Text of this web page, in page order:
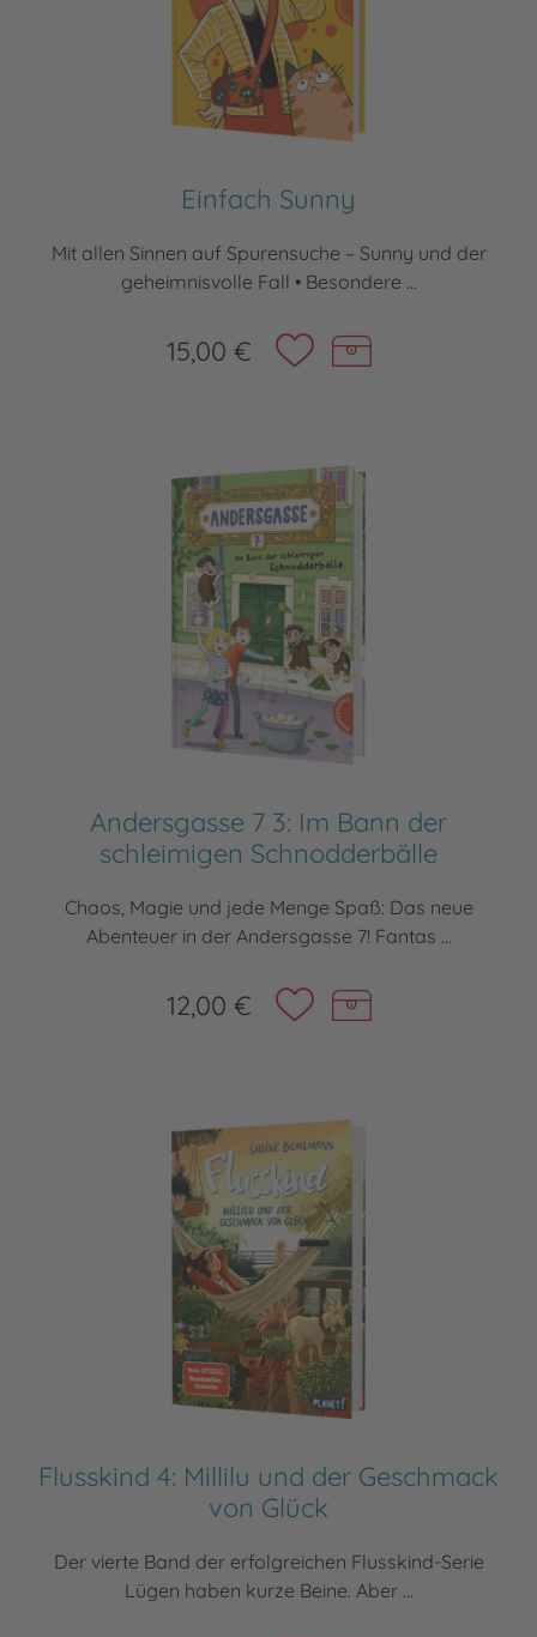
Einfach Sunny
Mit allen Sinnen auf Spurensuche – Sunny und der
geheimnisvolle Fall • Besondere ...
15,00 €
Andersgasse 7 3: Im Bann der
schleimigen Schnodderbälle
Chaos, Magie und jede Menge Spaß: Das neue
Abenteuer in der Andersgasse 7! Fantas ...
12,00 €
Flusskind 4: Millilu und der Geschmack
von Glück
Der vierte Band der erfolgreichen Flusskind-Serie
Lügen haben kurze Beine. Aber ...